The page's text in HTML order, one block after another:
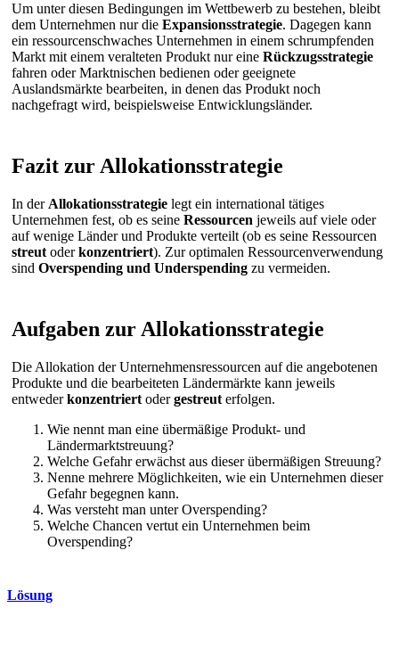
Um unter diesen Bedingungen im Wettbewerb zu bestehen, bleibt
dem Unternehmen nur die Expansionsstrategie. Dagegen kann
ein ressourcenschwaches Unternehmen in einem schrumpfenden
Markt mit einem veralteten Produkt nur eine Rückzugsstrategie
fahren oder Marktnischen bedienen oder geeignete
Auslandsmärkte bearbeiten, in denen das Produkt noch
nachgefragt wird, beispielsweise Entwicklungsländer.
Fazit zur Allokationsstrategie
In der Allokationsstrategie legt ein international tätiges
Unternehmen fest, ob es seine Ressourcen jeweils auf viele oder
auf wenige Länder und Produkte verteilt (ob es seine Ressourcen
streut oderkonzentriert). Zur optimalen Ressourcenverwendung
sind Overspending und Underspending zu vermeiden.
Aufgaben zur Allokationsstrategie
Die Allokation der Unternehmensressourcen auf die angebotenen
Produkte und die bearbeiteten Ländermärkte kann jeweils
entwederkonzentriert odergestreut erfolgen.
Wie nennt man eine übermäßige Produkt- und
Ländermarktstreuung?
Welche Gefahr erwächst aus dieser übermäßigen Streuung?
Nenne mehrere Möglichkeiten, wie ein Unternehmen dieser
Gefahr begegnen kann.
Was versteht man unter Overspending?
Welche Chancen vertut ein Unternehmen beim
Overspending?
Lösung